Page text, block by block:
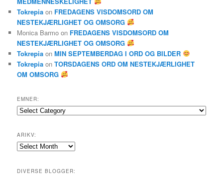
Tokrepia on FREDAGENS VISDOMSORD OM
NESTEKJÆRLIGHET OG OMSORG
Monica Barmo on FREDAGENS VISDOMSORD OM
NESTEKJÆRLIGHET OG OMSORG
Tokrepia onMIN SEPTEMBERDAG I ORD OG BILDER
Tokrepia onTORSDAGENS ORD OM NESTEKJÆRLIGHET
OM OMSORG
EMNER:
Emner:
ARIKV:
Arikv:
DIVERSE BLOGGER: